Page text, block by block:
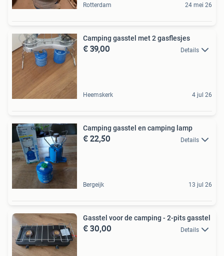
Rotterdam 24 mei 26
Camping gasstel met 2 gasflesjes
€ 39,00 Details
Heemskerk 4 jul 26
Camping gasstel en camping lamp
€ 22,50 Details
Bergeijk 13 jul 26
Gasstel voor de camping - 2-pits gasstel
€ 30,00 Details